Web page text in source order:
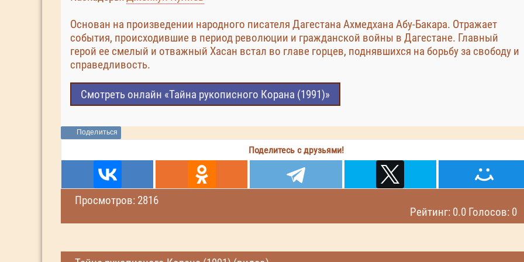
Основан на произведении народного писателя Дагестана Ахмедхана Абу-Бакара. Отражает
события, происходившие в период революции и гражданской войны в Дагестане. Главный
герой ее смелый и отважный Хасан встал во главе горцев, поднявшихся на борьбу за свободу и
справедливость.
Смотреть онлайн «Тайна рукописного Корана (1991)»
Поделиться
Поделитесь с друзьями!
Просмотров: 2816
Рейтинг: 0.0 Голосов: 0